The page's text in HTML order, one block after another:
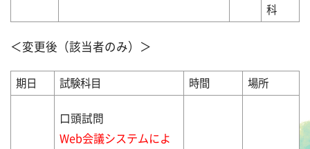
科
＜変更後（該当者のみ）＞
期日 試験科目 時間 場所
口頭試問
Web会議システムによ